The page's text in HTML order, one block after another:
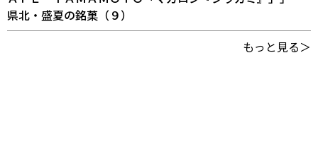
県北・盛夏の銘菓（９）
もっと見る＞